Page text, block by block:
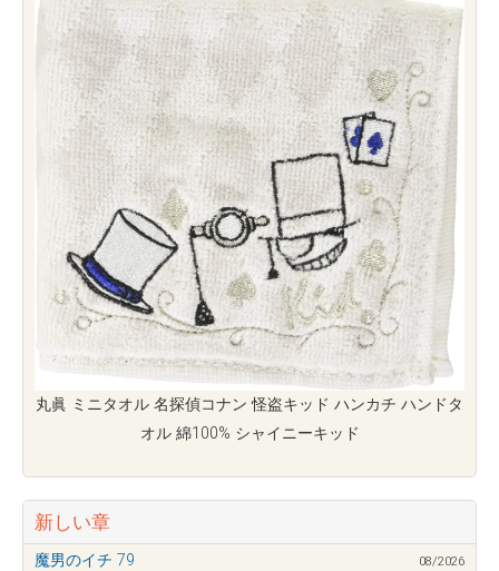
丸眞 ミニタオル 名探偵コナン 怪盗キッド ハンカチ ハンドタ
オル 綿100% シャイニーキッド
新しい章
魔男のイチ 79 08/2026